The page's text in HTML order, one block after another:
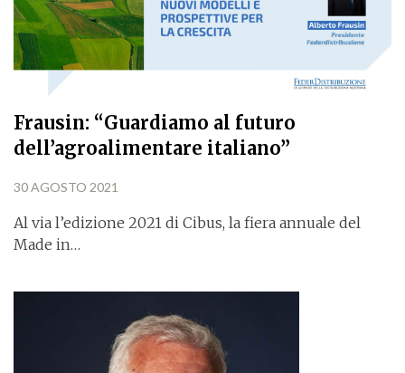
Frausin: “Guardiamo al futuro
dell’agroalimentare italiano”
30 AGOSTO 2021
Al via l’edizione 2021 di Cibus, la fiera annuale del
Made in…